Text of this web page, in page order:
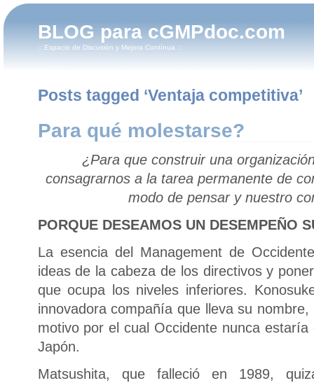
BLOG para cGMPdoc.com
:: Espacio de Discusión y Mejora Contínua ::
Posts tagged ‘Ventaja competitiva’
Para qué molestarse?
¿Para que construir una
consagrarnos a la tarea permanente de
modo de pensar y nuestro
PORQUE DESEAMOS UN DESEMPEÑO
La esencia del Management de
ideas de la cabeza de los directivos y
que ocupa los niveles inferiores.
innovadora compañía que lleva su
motivo por el cual Occidente nunca
Japón.
Matsushita, que falleció en 1989,